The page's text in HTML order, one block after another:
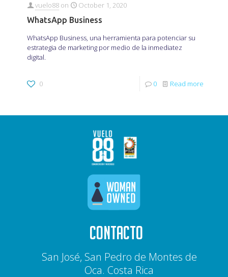
vuelo88 on
October 1, 2020
WhatsApp Business
WhatsApp Business, una herramienta para potenciar su
estrategia de marketing por medio de la inmediatez
digital.
0 0 Read more
CONTACTO
San José, San Pedro de Montes de
Oca. Costa Rica